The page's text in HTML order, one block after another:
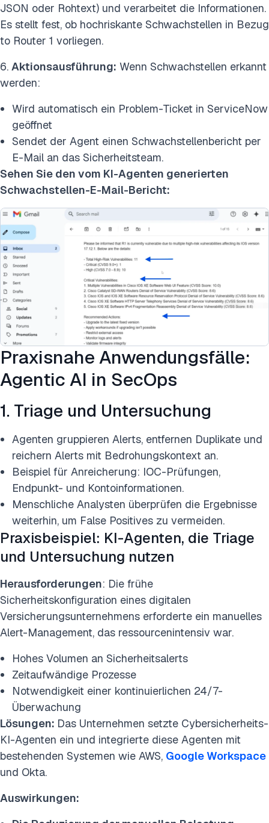
JSON oder Rohtext) und verarbeitet die Informationen.
Es stellt fest, ob hochriskante Schwachstellen in Bezug
to Router 1 vorliegen.
6. Aktionsausführung: Wenn Schwachstellen erkannt
werden:
Wird automatisch ein Problem-Ticket in ServiceNow
geöffnet
Sendet der Agent einen Schwachstellenbericht per
E-Mail an das Sicherheitsteam.
Sehen Sie den vom KI-Agenten generierten
Schwachstellen-E-Mail-Bericht:
Praxisnahe Anwendungsfälle:
Agentic AI in SecOps
1. Triage und Untersuchung
Agenten gruppieren Alerts, entfernen Duplikate und
reichern Alerts mit Bedrohungskontext an.
Beispiel für Anreicherung: IOC-Prüfungen,
Endpunkt- und Kontoinformationen.
Menschliche Analysten überprüfen die Ergebnisse
weiterhin, um False Positives zu vermeiden.
Praxisbeispiel: KI-Agenten, die Triage
und Untersuchung nutzen
Herausforderungen: Die frühe
Sicherheitskonfiguration eines digitalen
Versicherungsunternehmens erforderte ein manuelles
Alert-Management, das ressourcenintensiv war.
Hohes Volumen an Sicherheitsalerts
Zeitaufwändige Prozesse
Notwendigkeit einer kontinuierlichen 24/7-
Überwachung
Lösungen: Das Unternehmen setzte Cybersicherheits-
KI-Agenten ein und integrierte diese Agenten mit
bestehenden Systemen wie AWS, Google Workspace
und Okta.
Auswirkungen: